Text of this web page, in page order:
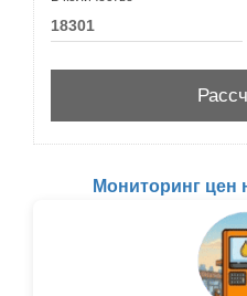
Мониторинг цен